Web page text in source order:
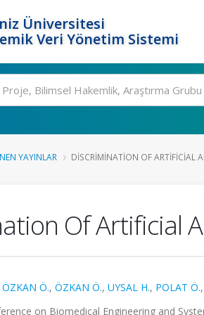
Üniversitesi
Veri Yönetim Sistemi
YAYINLAR DISCRIMINATION OF ARTIFICIAL
Of Artificial
ÖZKAN Ö., ÖZKAN Ö., UYSAL H., POLAT Ö.,
on Biomedical Engineering and